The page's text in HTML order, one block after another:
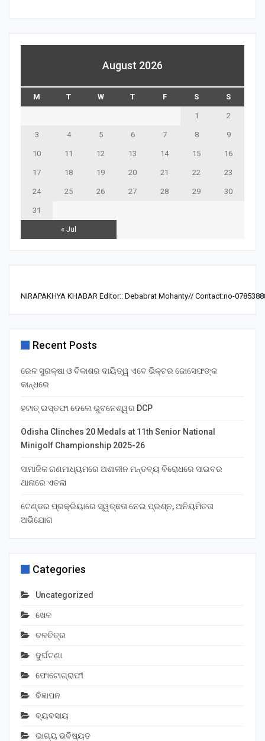
August 2026
M T W T F S S
« Jul
1 2
3 4 5 6 7 8 9
10 11 12 13 14 15 16
17 18 19 20 21 22 23
24 25 26 27 28 29 30
31
NIRAPAKHYA KHABAR Editor:: Debabrat Mohanty// Contact:no-
Recent Posts
ରେଳ ସୁରକ୍ଷା ଓ ବିକାଶର ଦାୟିତ୍ୱ ଏବେ ଭିକ୍ଟର ଜୋସେଫଙ୍କ
କାନ୍ଧରେ
ହଟାତ୍ ଇସ୍ତଫା ଦେଲେ ଭୁବନେଶ୍ୱର DCP
Odisha Clinches 20 Medals at 11th Senior National
Minigolf Championship 2025-26
ସାମାଜିକ ଗଣମାଧ୍ୟମରେ ଅଶାଳୀନ ମନ୍ତବ୍ୟ ବିରୋଧରେ ସାଇବର
ଥାନାରେ ଏତଲା
ଟେଣ୍ଡର ପ୍ରକ୍ରିୟାରେ ସ୍ୱଚ୍ଛତା ନେଇ ପ୍ରଶ୍ନ, ଅନିୟମିତତା
ଅଭିଯୋଗ
Categories
Uncategorized
ଖେଳ
ଚଳଚିତ୍ର
ଦୁର୍ଘଟଣା
ଫୋଟୋଗ୍ରାଫୀ
ବିଜ୍ଞାପନ
ବ୍ୟବସାୟ
ଭାଗ୍ୟ ଭବିଷ୍ୟତ